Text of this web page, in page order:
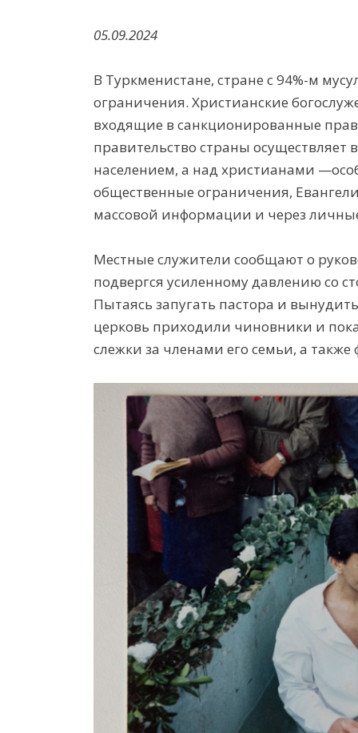
05.09.2024
В Туркменистане, стране с 94%-м
ограничения. Христианские
входящие в санкционированные
правительство страны осуществляет
населением, а над христианами
общественные ограничения,
массовой информации и через
Местные служители сообщают о
подвергся усиленному давлению со
Пытаясь запугать пастора и
церковь приходили чиновники и
слежки за членами его семьи, а